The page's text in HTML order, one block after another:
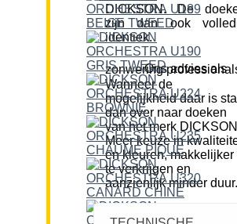
DICKSON. De
zijn dan ook
identiek.
Ons advies als zonwering
Wanneer de
mogelijkheid daar is
dan over naar doeken
van het merk
Meer keuze in
en kleuren, makkelijker
te verkrijgen en
aanzienlijk minder duur.